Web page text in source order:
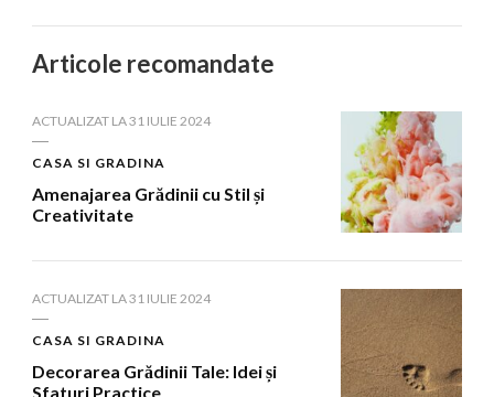
Articole recomandate
ACTUALIZAT LA31 IULIE 2024
CASA SI GRADINA
Amenajarea Grădinii cu Stil și
Creativitate
ACTUALIZAT LA31 IULIE 2024
CASA SI GRADINA
Decorarea Grădinii Tale: Idei și
Sfaturi Practice